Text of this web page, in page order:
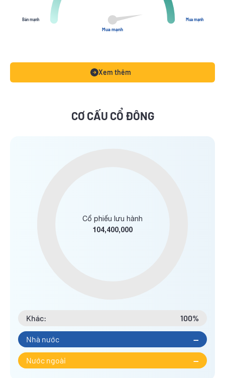
Bán mạnh Mua mạnh
Mua mạnh
Xem thêm
CƠ CẤU CỔ ĐÔNG
Cổ phiếu lưu hành
104,400,000
Khác: 100%
Nhà nước --
Nước ngoài --